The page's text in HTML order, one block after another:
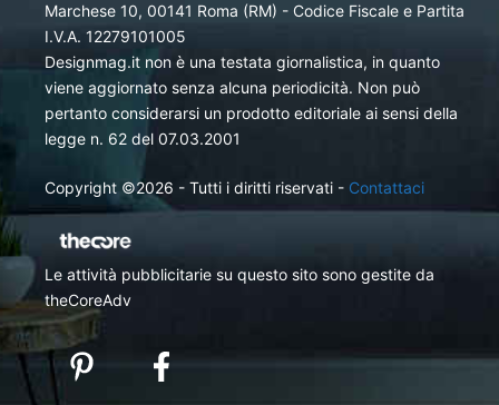
Marchese 10, 00141 Roma (RM) - Codice Fiscale e Partita
I.V.A. 12279101005
Designmag.it non è una testata giornalistica, in quanto
viene aggiornato senza alcuna periodicità. Non può
pertanto considerarsi un prodotto editoriale ai sensi della
legge n. 62 del 07.03.2001
Copyright ©2026 - Tutti i diritti riservati - Contattaci
Le attività pubblicitarie su questo sito sono gestite da
theCoreAdv